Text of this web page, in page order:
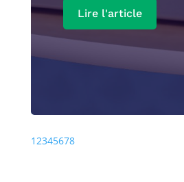
Lire l'article
1 2345678